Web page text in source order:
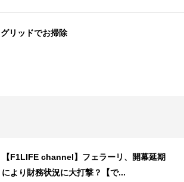
グリッドでお掃除
【F1LIFE channel】フェラーリ、開幕延期
により財務状況に大打撃？【で...